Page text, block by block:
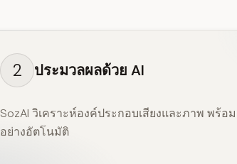
2 ประมวลผลด้วย AI
SozAI วิเคราะห์องค์ประกอบเสียงและภาพ พร้อ
อย่างอัตโนมัติ